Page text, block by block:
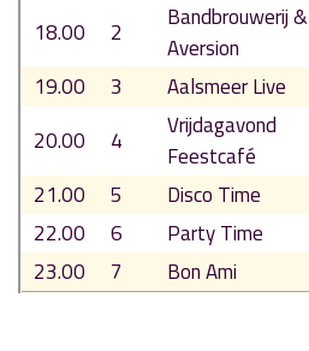
18.00
2
Bandbrouwerij &
Aversion
19.00
3
Aalsmeer Live
20.00
4
Vrijdagavond
Feestcafé
21.00
5
Disco Time
22.00
6
Party Time
23.00
7 Bon Ami